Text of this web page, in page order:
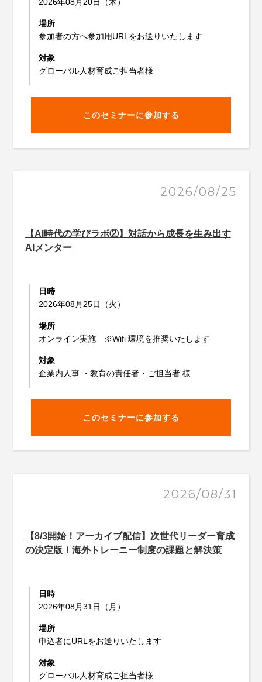
場所
参加者の方へ参加用URLをお送りいたします
対象
グローバル人材育成ご担当者様
このセミナーに参加する
2026/08/25
【AI時代の学びラボ②】対話から成長を生み出す
AIメンター
日時
2026年08月25日（火）
場所
オンライン実施 ※Wifi 環境を推奨いたします
対象
企業内人事 ・教育の責任者・ご担当者 様
このセミナーに参加する
2026/08/31
【8/3開始！アーカイブ配信】次世代リーダー育成
の決定版！海外トレーニー制度の課題と解決策
日時
2026年08月31日（月）
場所
申込者にURLをお送りいたします
対象
グローバル人材育成ご担当者様